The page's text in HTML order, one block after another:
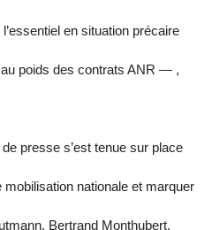
en situation précaire
poids des contrats ANR — ,
presse s’est tenue sur place
nationale et marquer
Bertrand Monthubert,